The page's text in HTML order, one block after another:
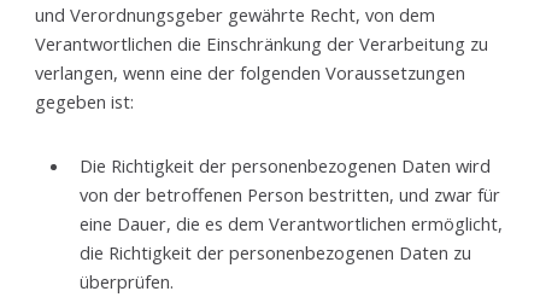
und Verordnungsgeber gewährte Recht, von dem
Verantwortlichen die Einschränkung der Verarbeitung zu
verlangen, wenn eine der folgenden Voraussetzungen
gegeben ist:
Die Richtigkeit der personenbezogenen Daten wird
von der betroffenen Person bestritten, und zwar für
eine Dauer, die es dem Verantwortlichen ermöglicht,
die Richtigkeit der personenbezogenen Daten zu
überprüfen.